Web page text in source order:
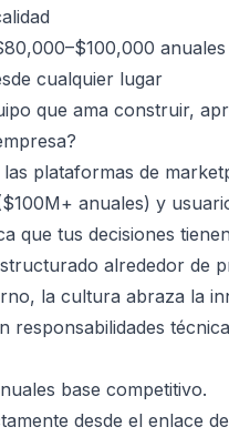
anuales
cualquier lugar
que ama construir,
plataformas de
anuales) y
que tus decisiones
alrededor de
la cultura abraza la
responsabilidades
base competitivo.
desde el enlace